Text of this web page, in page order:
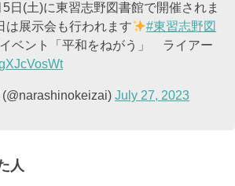
日(土)に東習志野図書館で開催されま
は展示会も行われます
#東習志野図
ベント「平和をねがう」 ライアー
July 27, 2023
人